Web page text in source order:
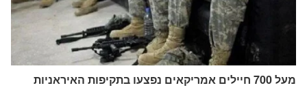
מעל 700 חיילים אמריקאים נפצעו בתקיפות האיראניות